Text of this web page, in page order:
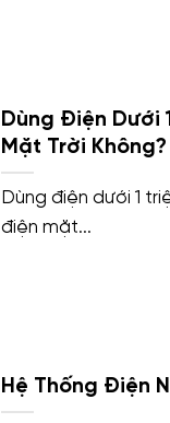
Dùng Điện Dưới
Mặt Trời Không?
Dùng điện dưới 1
điện mặt...
Hệ Thống Điện